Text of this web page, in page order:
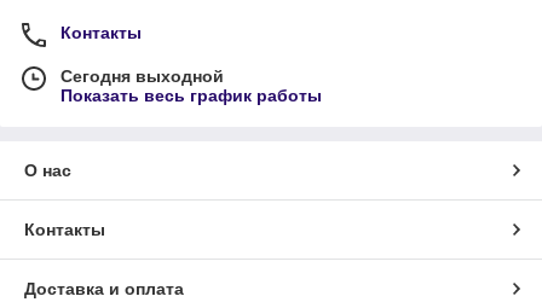
Контакты
Сегодня выходной
Показать весь график работы
О нас
Контакты
Доставка и оплата